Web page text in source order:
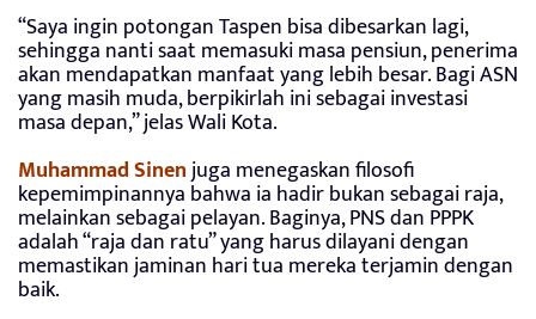
“Saya ingin potongan Taspen bisa dibesarkan lagi,
sehingga nanti saat memasuki masa pensiun, penerima
akan mendapatkan manfaat yang lebih besar. Bagi ASN
yang masih muda, berpikirlah ini sebagai investasi
masa depan,” jelas Wali Kota.
Muhammad Sinenjuga menegaskan filosofi
kepemimpinannya bahwa ia hadir bukan sebagai raja,
melainkan sebagai pelayan. Baginya, PNS dan PPPK
adalah “raja dan ratu” yang harus dilayani dengan
memastikan jaminan hari tua mereka terjamin dengan
baik.